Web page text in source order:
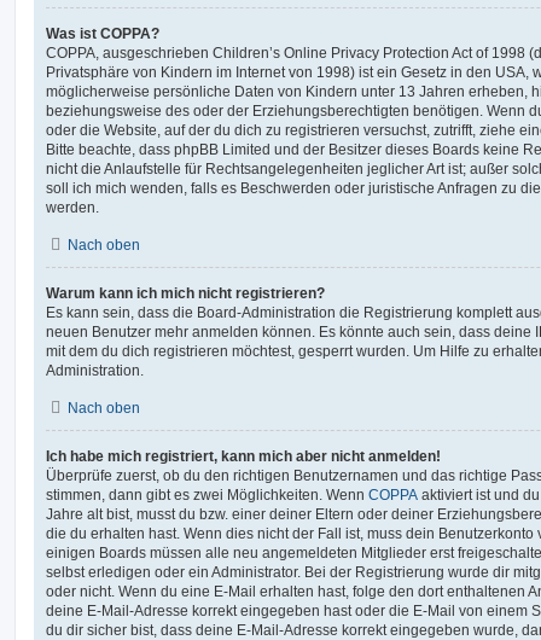
Was ist COPPA?
COPPA, ausgeschrieben Children’s Online Privacy Protection Act of 1998
Privatsphäre von Kindern im Internet von 1998) ist ein Gesetz in den USA,
möglicherweise persönliche Daten von Kindern unter 13 Jahren erheben,
beziehungsweise des oder der Erziehungsberechtigten benötigen. Wenn
oder die Website, auf der du dich zu registrieren versuchst, zutrifft, ziehe
Bitte beachte, dass phpBB Limited und der Besitzer dieses Boards keine
nicht die Anlaufstelle für Rechtsangelegenheiten jeglicher Art ist; außer
soll ich mich wenden, falls es Beschwerden oder juristische Anfragen zu
werden.
Nach oben
Warum kann ich mich nicht registrieren?
Es kann sein, dass die Board-Administration die Registrierung komplett
neuen Benutzer mehr anmelden können. Es könnte auch sein, dass deine
mit dem du dich registrieren möchtest, gesperrt wurden. Um Hilfe zu
Administration.
Nach oben
Ich habe mich registriert, kann mich aber nicht anmelden!
Überprüfe zuerst, ob du den richtigen Benutzernamen und das richtige
stimmen, dann gibt es zwei Möglichkeiten. Wenn COPPA aktiviert ist und
Jahre alt bist, musst du bzw. einer deiner Eltern oder deiner
die du erhalten hast. Wenn dies nicht der Fall ist, muss dein
einigen Boards müssen alle neu angemeldeten Mitglieder erst
selbst erledigen oder ein Administrator. Bei der Registrierung wurde dir
oder nicht. Wenn du eine E-Mail erhalten hast, folge den dort enthaltenen
deine E-Mail-Adresse korrekt eingegeben hast oder die E-Mail von einem
du dir sicher bist, dass deine E-Mail-Adresse korrekt eingegeben wurde,